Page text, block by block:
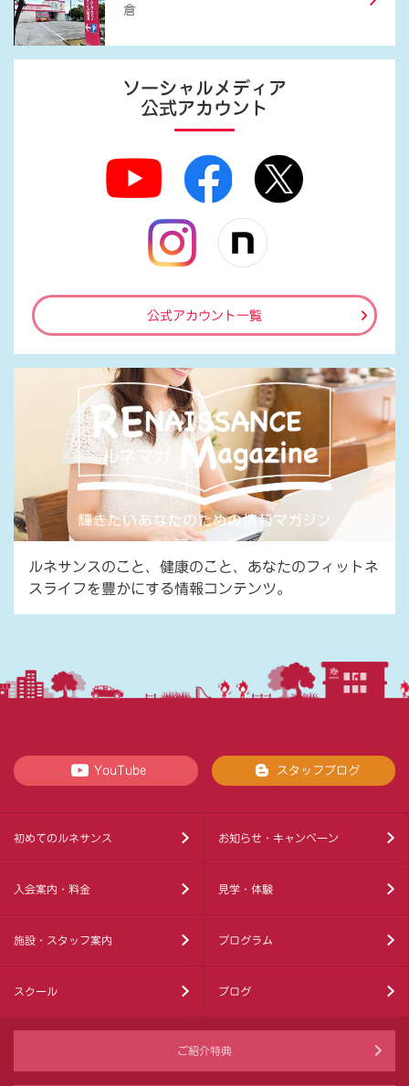
倉
ソーシャルメディア
公式アカウント
公式アカウント一覧
ルネサンスのこと、健康のこと、あなたのフィットネ
スライフを豊かにする情報コンテンツ。
YouTube スタッフブログ
初めてのルネサンス お知らせ・キャンペーン
入会案内・料金 見学・体験
施設・スタッフ案内 プログラム
スクール ブログ
ご紹介特典